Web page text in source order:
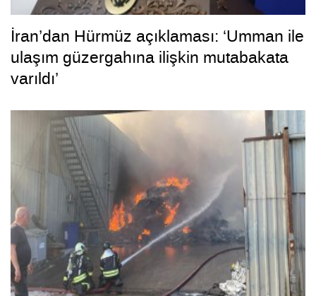
İran’dan Hürmüz açıklaması: ‘Umman ile
ulaşım güzergahına ilişkin mutabakata
varıldı’